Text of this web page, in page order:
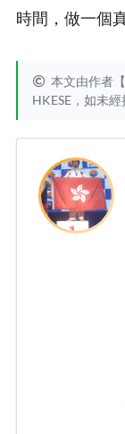
時間，做一個
本文由作者
HKESE，如未經